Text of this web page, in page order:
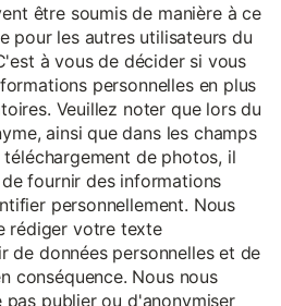
être soumis de manière à ce
pour les autres utilisateurs du
à vous de décider si vous
personnelles en plus
Veuillez noter que lors du
ainsi que dans les champs
de photos, il
fournir des informations
personnellement. Nous
rédiger votre texte
de données personnelles et de
conséquence. Nous nous
publier ou d'anonymiser